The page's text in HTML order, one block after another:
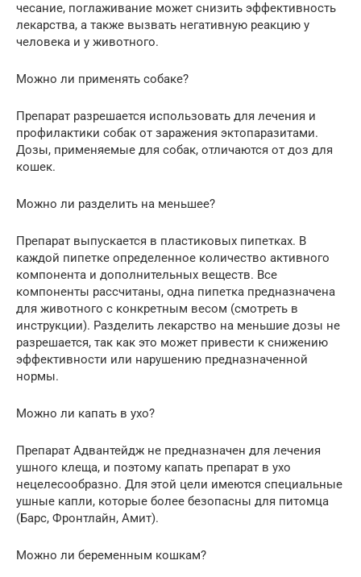
чесание, поглаживание может снизить эффективность
лекарства, а также вызвать негативную реакцию у
человека и у животного.
Можно ли применять собаке?
Препарат разрешается использовать для лечения и
профилактики собак от заражения эктопаразитами.
Дозы, применяемые для собак, отличаются от доз для
кошек.
Можно ли разделить на меньшее?
Препарат выпускается в пластиковых пипетках. В
каждой пипетке определенное количество активного
компонента и дополнительных веществ. Все
компоненты рассчитаны, одна пипетка предназначена
для животного с конкретным весом (смотреть в
инструкции). Разделить лекарство на меньшие дозы не
разрешается, так как это может привести к снижению
эффективности или нарушению предназначенной
нормы.
Можно ли капать в ухо?
Препарат Адвантейдж не предназначен для лечения
ушного клеща, и поэтому капать препарат в ухо
нецелесообразно. Для этой цели имеются специальные
ушные капли, которые более безопасны для питомца
(Барс, Фронтлайн, Амит).
Можно ли беременным кошкам?